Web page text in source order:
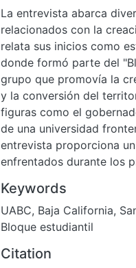
La entrevista abarca
relacionados con la
relata sus inicios como
donde formó parte del
grupo que promovía la
y la conversión del
figuras como el
de una universidad
entrevista proporciona
enfrentados durante los
Keywords
UABC, Baja California,
Bloque estudiantil
Citation